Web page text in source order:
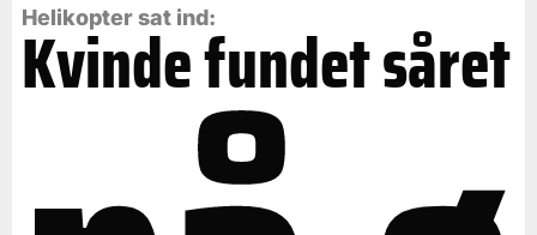
Helikopter sat ind:
Kvinde fundet såret